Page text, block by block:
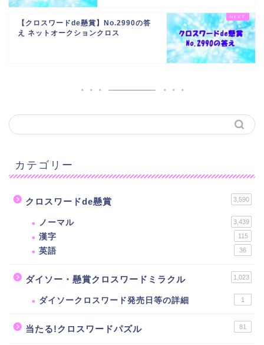
【クロスワードde懸賞】No.2990の答
え ネットオークションクロス
カテゴリー
クロスワードde懸賞 3,590
ノーマル 3,439
漢字 115
英語 36
ダイソー・懸賞クロスワードミラクル 1,023
ダイソークロスワード発売日等の詳細 1
当たる!クロスワードパズル 81